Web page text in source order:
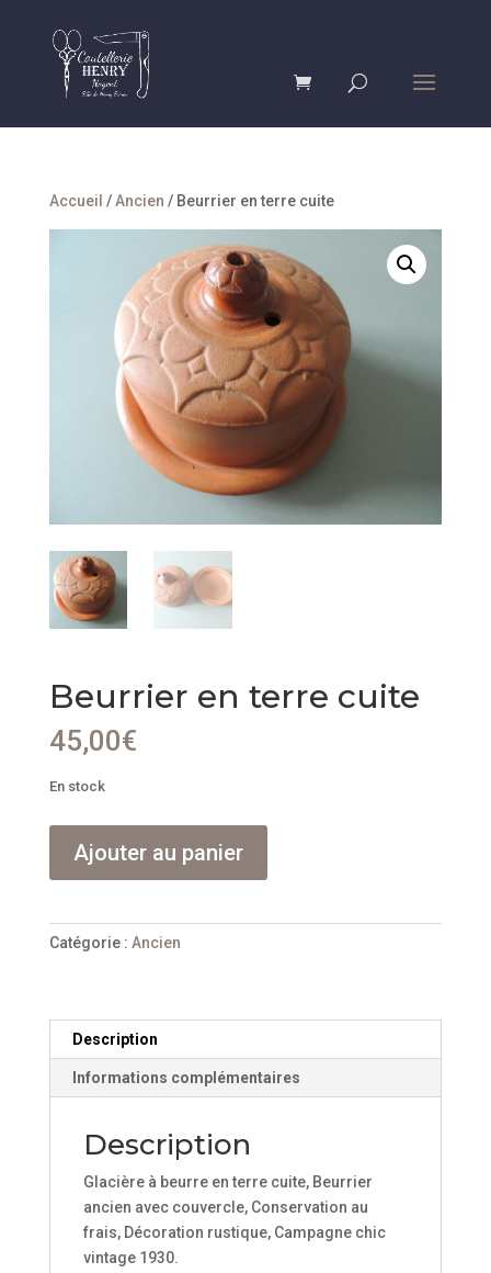
Accueil /Ancien / Beurrier en terre cuite
Beurrier en terre cuite
45,00€
En stock
terre
Ajouter au panier
Catégorie : Ancien
Description
Informations complémentaires
Description
Glacière à beurre en terre cuite, Beurrier
ancien avec couvercle, Conservation au
frais, Décoration rustique, Campagne chic
vintage 1930.